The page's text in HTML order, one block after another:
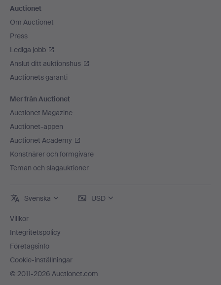
Auctionet
Om Auctionet
Press
Lediga jobb
Anslut ditt auktionshus
Auctionets garanti
Mer från Auctionet
Auctionet Magazine
Auctionet-appen
Auctionet Academy
Konstnärer och formgivare
Teman och slagauktioner
Svenska USD
Villkor
Integritetspolicy
Företagsinfo
Cookie-inställningar
© 2011-2026 Auctionet.com